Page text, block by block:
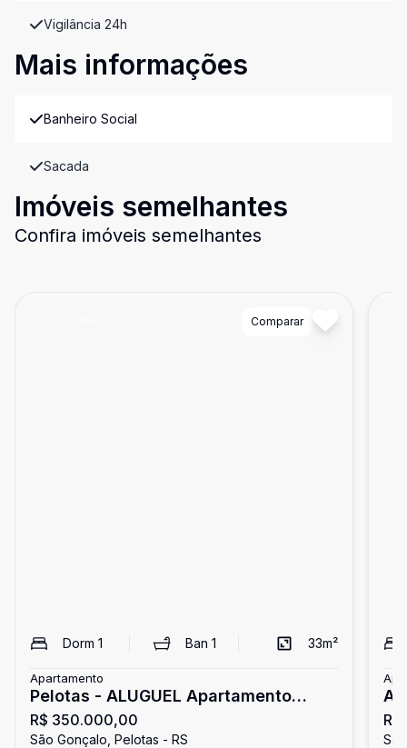
Vigilância 24h
Mais informações
Banheiro Social
Sacada
Imóveis semelhantes
Confira imóveis semelhantes
Comparar
Dorm 1 Ban 1 33m²
Apartamento
Pelotas - ALUGUEL Apartamento
Parque Una 1 Dormitório c/ Garagem
R$ 350.000,00
São Gonçalo, Pelotas - RS